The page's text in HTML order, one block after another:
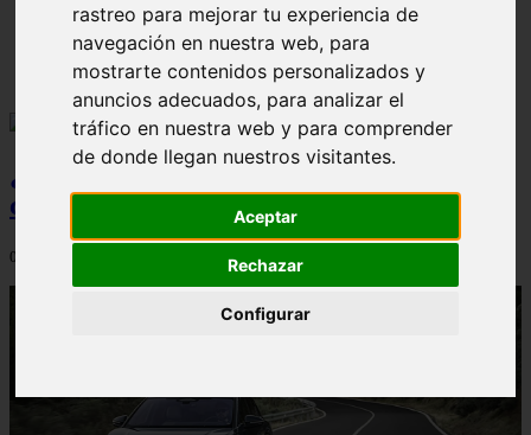
rastreo para mejorar tu experiencia de
navegación en nuestra web, para
mostrarte contenidos personalizados y
anuncios adecuados, para analizar el
tráfico en nuestra web y para comprender
de donde llegan nuestros visitantes.
Aceptar
Rechazar
Configurar
▷ Zona Azul Córdoba 《 Horarios y Tarifas 2024 》
¿Qué Seat Ibiza merece más la pena
comprar?
08/08/2026